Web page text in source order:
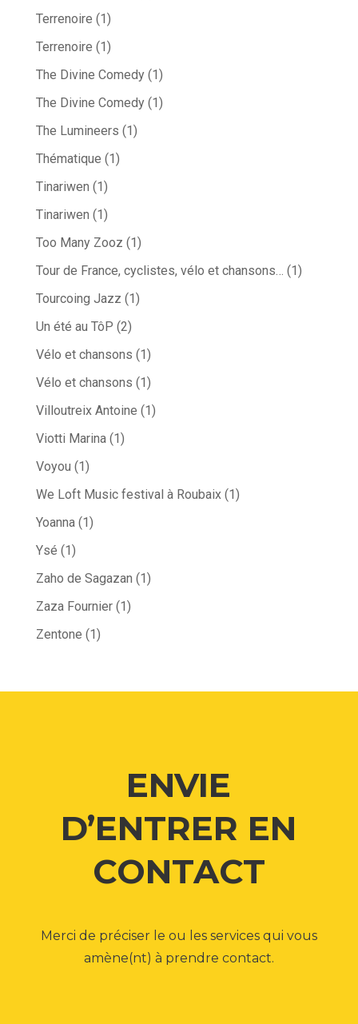
Terrenoire (1)
Terrenoire (1)
The Divine Comedy(1)
The Divine Comedy(1)
The Lumineers (1)
Thématique (1)
Tinariwen (1)
Tinariwen (1)
Too Many Zooz (1)
Tour de France, cyclistes, vélo et chansons… (1)
Tourcoing Jazz (1)
Un été au TôP (2)
Vélo et chansons (1)
Vélo et chansons (1)
Villoutreix Antoine (1)
Viotti Marina(1)
Voyou (1)
We Loft Music festival à Roubaix(1)
Yoanna(1)
Ysé (1)
Zaho de Sagazan (1)
Zaza Fournier(1)
Zentone (1)
ENVIE
D’ENTRER EN
CONTACT
Merci de préciser le ou les services qui vous
amène(nt) à prendre contact.